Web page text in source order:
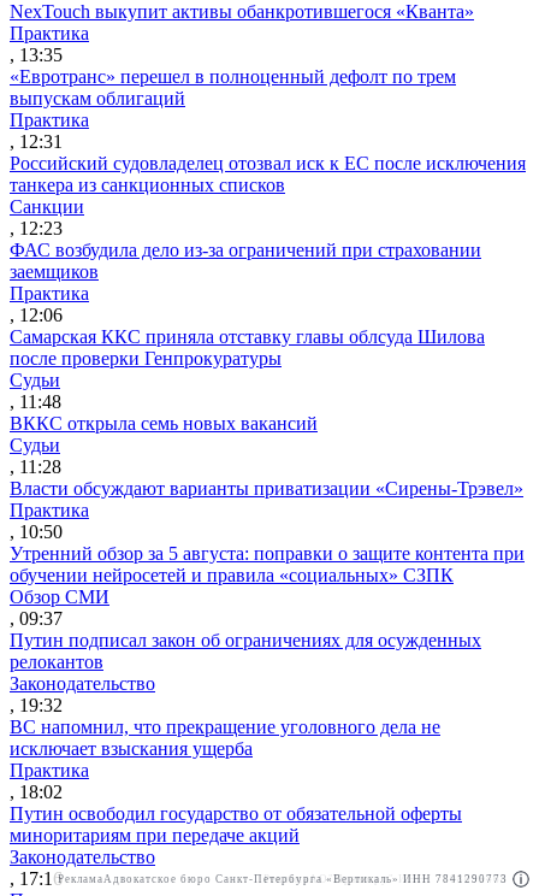
Реклама АО"Право.ру" ИНН: 7708095468
NexTouch выкупит активы обанкротившегося «Кванта»
Практика
, 13:35
«Евротранс» перешел в полноценный дефолт по трем
выпускам облигаций
Практика
, 12:31
Российский судовладелец отозвал иск к ЕС после исключения
танкера из санкционных списков
Санкции
, 12:23
ФАС возбудила дело из-за ограничений при страховании
заемщиков
Практика
, 12:06
Самарская ККС приняла отставку главы облсуда Шилова
после проверки Генпрокуратуры
Судьи
, 11:48
ВККС открыла семь новых вакансий
Судьи
, 11:28
Власти обсуждают варианты приватизации «Сирены-Трэвел»
Практика
, 10:50
Утренний обзор за 5 августа: поправки о защите контента при
обучении нейросетей и правила «социальных» СЗПК
Обзор СМИ
, 09:37
Путин подписал закон об ограничениях для осужденных
релокантов
Законодательство
, 19:32
ВС напомнил, что прекращение уголовного дела не
исключает взыскания ущерба
Практика
, 18:02
Путин освободил государство от обязательной оферты
миноритариям при передаче акций
Законодательство
, 17:16Реклама Адвокатское бюро Санкт-Петербурга «Вертикаль» ИНН 7841290773